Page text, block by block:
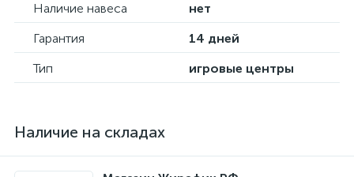
Наличие навеса
нет
Гарантия
14 дней
Тип
игровые центры
Наличие на складах